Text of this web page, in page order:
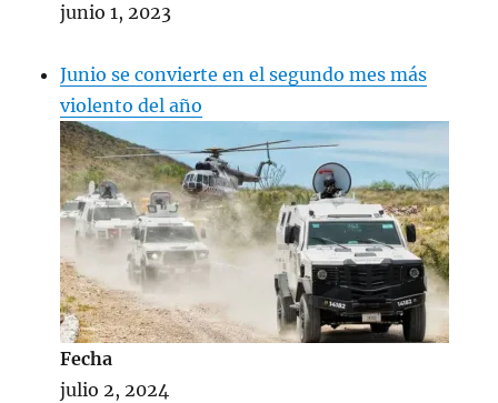
junio 1, 2023
Junio se convierte en el segundo mes más
violento del año
Fecha
julio 2, 2024